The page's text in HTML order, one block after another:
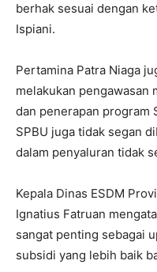
berhak sesuai dengan
Ispiani.
Pertamina Patra Niaga
melakukan pengawasan
dan penerapan program
SPBU juga tidak segan
dalam penyaluran tidak
Kepala Dinas ESDM
Ignatius Fatruan
sangat penting sebagai
subsidi yang lebih baik